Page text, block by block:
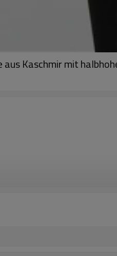
Kaschmir mit